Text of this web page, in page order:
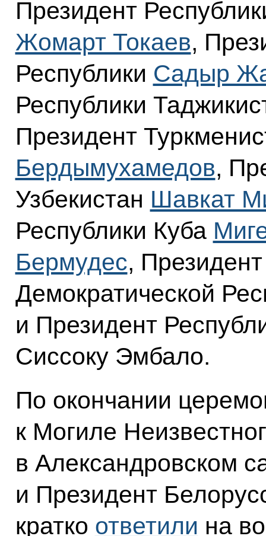
Президент
Жомарт Токаев,
Республики Садыр
Республики
Президент
Бердымухамедов,
Узбекистан Шавкат
Республики Куба
Бермудес,
Демократической
и Президент
Сиссоку Эмбало.
По окончании
к Могиле
в Александровском
и Президент
кратко ответили на